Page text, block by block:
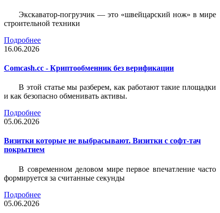
Экскаватор-погрузчик — это «швейцарский нож» в мире
строительной техники
Подробнее
16.06.2026
Comcash.cc - Криптообменник без верификации
В этой статье мы разберем, как работают такие площадки
и как безопасно обменивать активы.
Подробнее
05.06.2026
Визитки которые не выбрасывают. Визитки с софт-тач
покрытием
В современном деловом мире первое впечатление часто
формируется за считанные секунды
Подробнее
05.06.2026